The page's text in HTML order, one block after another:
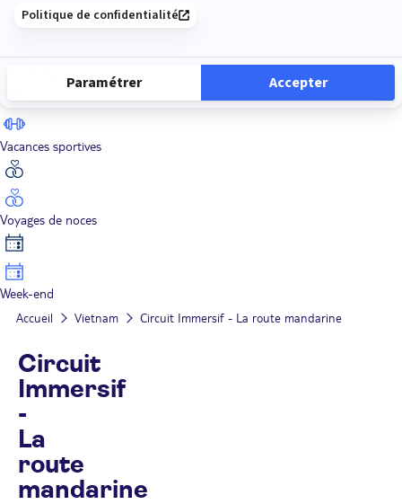
Vacances sportives
Voyages de noces
Week-end
Accueil Vietnam Circuit Immersif - La route mandarine
Circuit
Immersif
-
La
route
mandarine